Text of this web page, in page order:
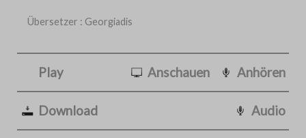
Übersetzer : Georgiadis
Anschauen Anhören
Play
Audio
Download